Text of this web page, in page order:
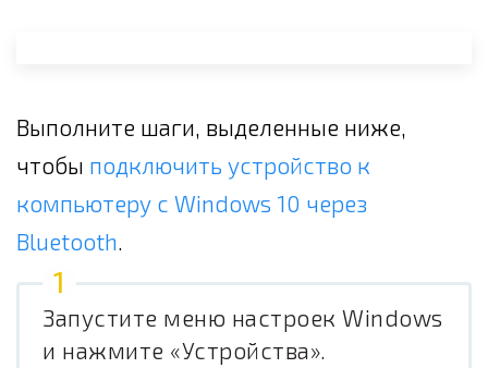
Выполните шаги, выделенные ниже,
чтобы подключить устройство к
компьютеру с Windows 10 через
Bluetooth.
Запустите меню настроек Windows
и нажмите «Устройства».